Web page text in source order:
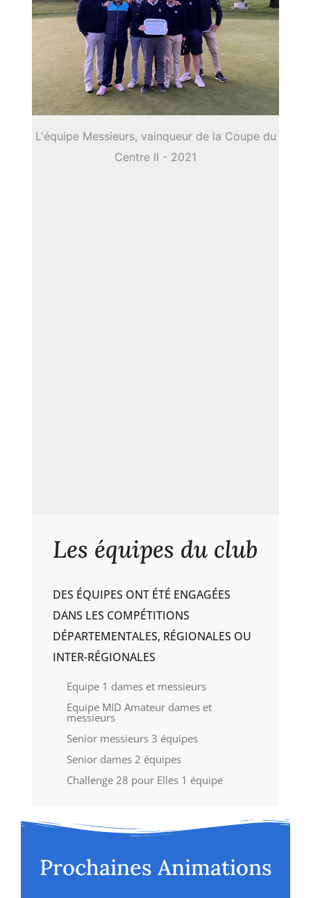
L'équipe Messieurs, vainqueur de la Coupe du
Centre II - 2021
Les équipes du club
DES ÉQUIPES ONT ÉTÉ ENGAGÉES
DANS LES COMPÉTITIONS
DÉPARTEMENTALES, RÉGIONALES OU
INTER-RÉGIONALES
Equipe 1 dames et messieurs
Equipe MID Amateur dames et
messieurs
Senior messieurs 3 équipes
Senior dames 2 équipes
Challenge 28 pour Elles 1 équipe
Prochaines Animations